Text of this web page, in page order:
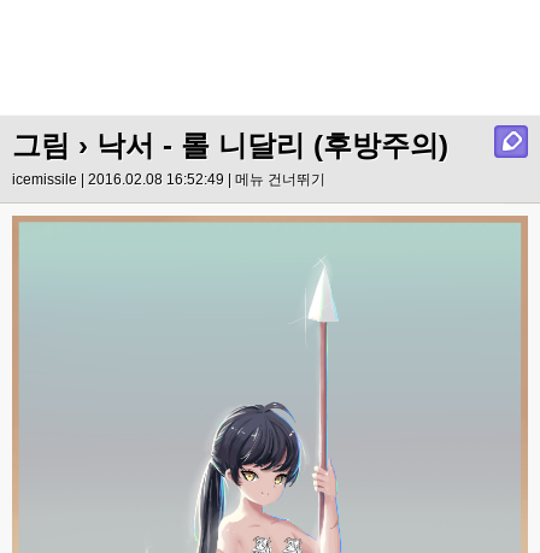
그림 › 낙서 - 롤 니달리 (후방주의)
icemissile | 2016.02.08 16:52:49 | 메뉴 건너뛰기